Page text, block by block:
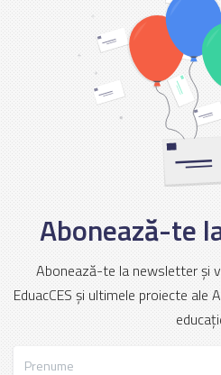
Abonează-te
Abonează-te la newsletter și
EduacCES și ultimele proiecte ale